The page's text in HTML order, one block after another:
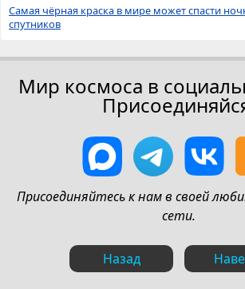
Самая чёрная краска в мире может спасти
спутников
Мир космоса в
Присоединяйтесь к нам в своей
сети.
Назад